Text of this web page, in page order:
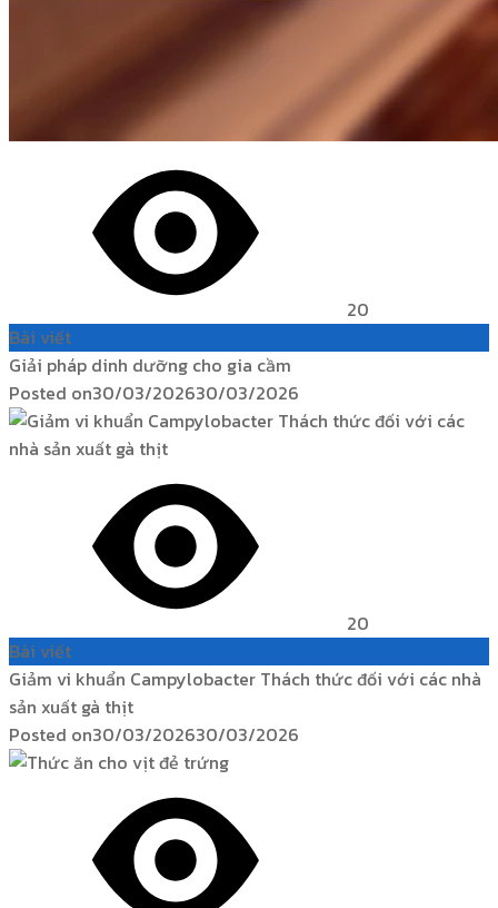
20
Bài viết
Giải pháp dinh dưỡng cho gia cầm
Posted on30/03/202630/03/2026
20
Bài viết
Giảm vi khuẩn Campylobacter Thách thức đối với các nhà
sản xuất gà thịt
Posted on30/03/202630/03/2026